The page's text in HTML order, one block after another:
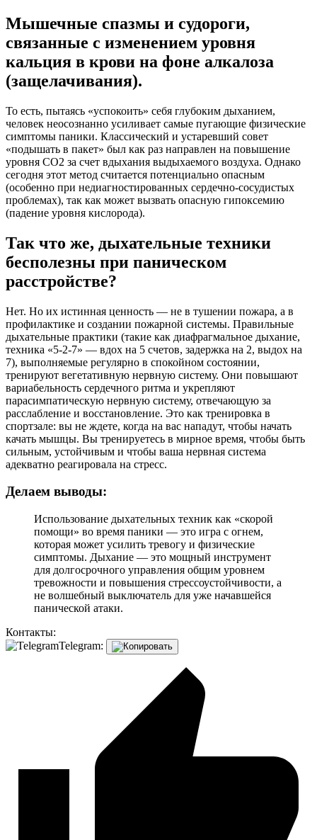
Мышечные спазмы и судороги,
связанные с изменением уровня
кальция в крови на фоне алкалоза
(защелачивания).
То есть, пытаясь «успокоить» себя глубоким дыханием,
человек неосознанно усиливает самые пугающие физические
симптомы паники. Классический и устаревший совет
«подышать в пакет» был как раз направлен на повышение
уровня CO2 за счет вдыхания выдыхаемого воздуха. Однако
сегодня этот метод считается потенциально опасным
(особенно при недиагностированных сердечно-сосудистых
проблемах), так как может вызвать опасную гипоксемию
(падение уровня кислорода).
Так что же, дыхательные техники
бесполезны при паническом
расстройстве?
Нет. Но их истинная ценность — не в тушении пожара, а в
профилактике и создании пожарной системы. Правильные
дыхательные практики (такие как диафрагмальное дыхание,
техника «5-2-7» — вдох на 5 счетов, задержка на 2, выдох на
7), выполняемые регулярно в спокойном состоянии,
тренируют вегетативную нервную систему. Они повышают
вариабельность сердечного ритма и укрепляют
парасимпатическую нервную систему, отвечающую за
расслабление и восстановление. Это как тренировка в
спортзале: вы не ждете, когда на вас нападут, чтобы начать
качать мышцы. Вы тренируетесь в мирное время, чтобы быть
сильным, устойчивым и чтобы ваша нервная система
адекватно реагировала на стресс.
Делаем выводы:
Использование дыхательных техник как «скорой
помощи» во время паники — это игра с огнем,
которая может усилить тревогу и физические
симптомы. Дыхание — это мощный инструмент
для долгосрочного управления общим уровнем
тревожности и повышения стрессоустойчивости, а
не волшебный выключатель для уже начавшейся
панической атаки.
Контакты:
Telegram: